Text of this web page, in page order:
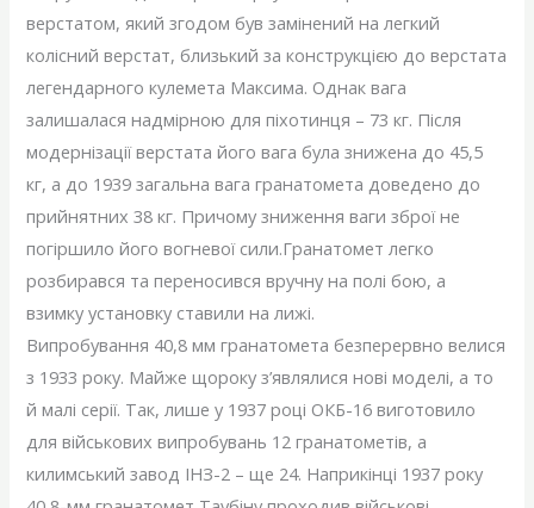
верстатом, який згодом був замінений на легкий
колісний верстат, близький за конструкцією до верстата
легендарного кулемета Максима. Однак вага
залишалася надмірною для піхотинця – 73 кг. Після
модернізації верстата його вага була знижена до 45,5
кг, а до 1939 загальна вага гранатомета доведено до
прийнятних 38 кг. Причому зниження ваги зброї не
погіршило його вогневої сили.Гранатомет легко
розбирався та переносився вручну на полі бою, а
взимку установку ставили на лижі.
Випробування 40,8 мм гранатомета безперервно велися
з 1933 року. Майже щороку з’являлися нові моделі, а то
й малі серії. Так, лише у 1937 році ОКБ-16 виготовило
для військових випробувань 12 гранатометів, а
килимський завод ІНЗ-2 – ще 24. Наприкінці 1937 року